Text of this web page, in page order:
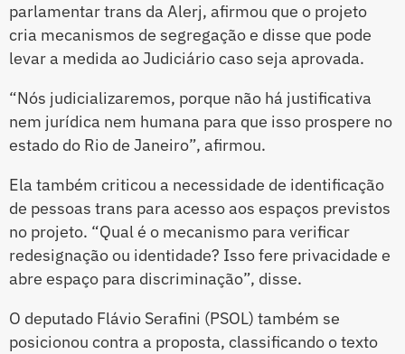
parlamentar trans da Alerj, afirmou que o projeto
cria mecanismos de segregação e disse que pode
levar a medida ao Judiciário caso seja aprovada.
“Nós judicializaremos, porque não há justificativa
nem jurídica nem humana para que isso prospere no
estado do Rio de Janeiro”, afirmou.
Ela também criticou a necessidade de identificação
de pessoas trans para acesso aos espaços previstos
no projeto. “Qual é o mecanismo para verificar
redesignação ou identidade? Isso fere privacidade e
abre espaço para discriminação”, disse.
O deputado Flávio Serafini (PSOL) também se
posicionou contra a proposta, classificando o texto